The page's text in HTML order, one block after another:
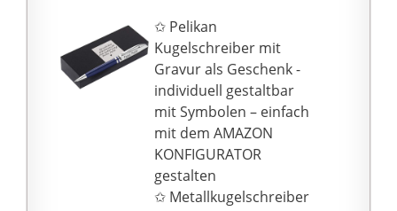
✩ Pelikan
Kugelschreiber mit
Gravur als Geschenk -
individuell gestaltbar
mit Symbolen – einfach
mit dem AMAZON
KONFIGURATOR
gestalten
✩ Metallkugelschreiber